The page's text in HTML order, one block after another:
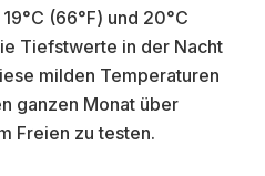
(66°F) und 20°C
Tiefstwerte in der Nacht
milden Temperaturen
ganzen Monat über
Freien zu testen.